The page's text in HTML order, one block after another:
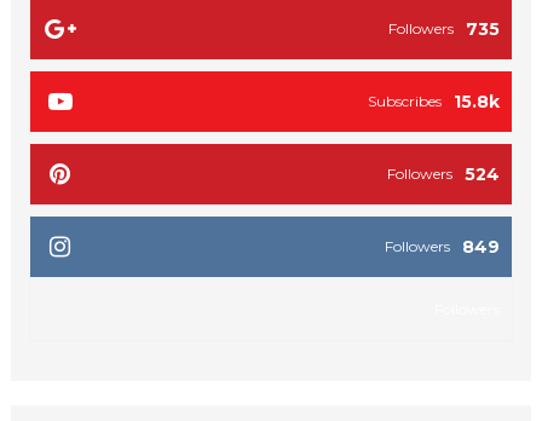
735
Followers
15.8k
Subscribes
524
Followers
849
Followers